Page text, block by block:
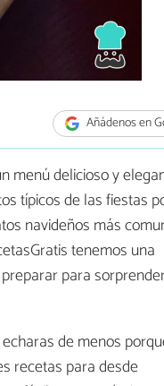
Añádenos en
menú delicioso y
típicos de las fiestas
navideños más
tenemos una
para
de menos
recetas para desde